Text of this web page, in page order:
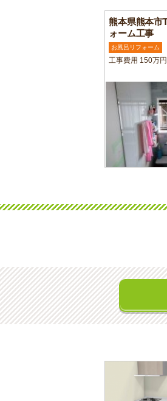
熊本県熊本
ォーム工事
お風呂リフォーム
工事費用 150万円